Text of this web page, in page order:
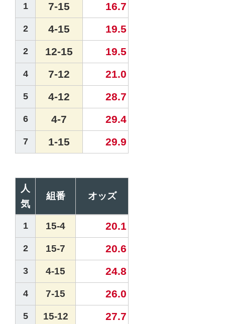
1 7-15 16.7
2 4-15 19.5
2 12-15 19.5
4 7-12 21.0
5 4-12 28.7
6 4-7 29.4
7 1-15 29.9
人
気
組番 オッズ
1 15-4 20.1
2 15-7 20.6
3 4-15 24.8
4 7-15 26.0
5 15-12 27.7